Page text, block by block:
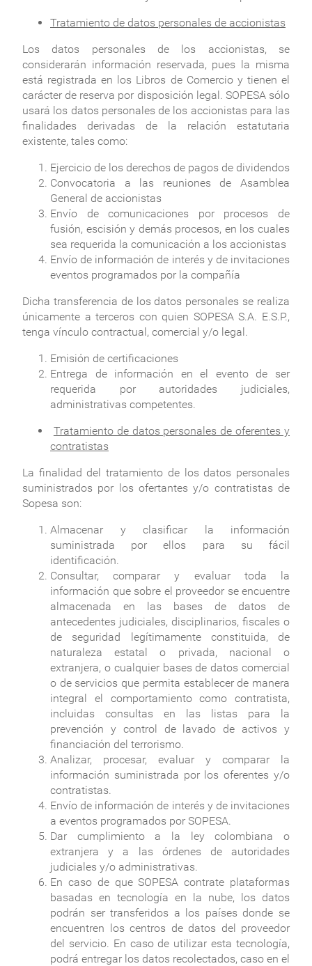
Tratamiento de datos personales de accionistas
Los datos personales de los accionistas, se
considerarán información reservada, pues la misma
está registrada en los Libros de Comercio y tienen el
carácter de reserva por disposición legal. SOPESA sólo
usará los datos personales de los accionistas para las
finalidades derivadas de la relación estatutaria
existente, tales como:
Ejercicio de los derechos de pagos de dividendos
Convocatoria a las reuniones de Asamblea
General de accionistas
Envío de comunicaciones por procesos de
fusión, escisión y demás procesos, en los cuales
sea requerida la comunicación a los accionistas
Envío de información de interés y de invitaciones
eventos programados por la compañía
Dicha transferencia de los datos personales se realiza
únicamente a terceros con quien SOPESA S.A. E.S.P.,
tenga vínculo contractual, comercial y/o legal.
Emisión de certificaciones
Entrega de información en el evento de ser
requerida por autoridades judiciales,
administrativas competentes.
Tratamiento de datos personales de oferentes y
contratistas
La finalidad del tratamiento de los datos personales
suministrados por los ofertantes y/o contratistas de
Sopesa son:
Almacenar y clasificar la información
suministrada por ellos para su fácil
identificación.
Consultar, comparar y evaluar toda la
información que sobre el proveedor se encuentre
almacenada en las bases de datos de
antecedentes judiciales, disciplinarios, fiscales o
de seguridad legítimamente constituida, de
naturaleza estatal o privada, nacional o
extranjera, o cualquier bases de datos comercial
o de servicios que permita establecer de manera
integral el comportamiento como contratista,
incluidas consultas en las listas para la
prevención y control de lavado de activos y
financiación del terrorismo.
Analizar, procesar, evaluar y comparar la
información suministrada por los oferentes y/o
contratistas.
Envío de información de interés y de invitaciones
a eventos programados por SOPESA.
Dar cumplimiento a la ley colombiana o
extranjera y a las órdenes de autoridades
judiciales y/o administrativas.
En caso de que SOPESA contrate plataformas
basadas en tecnología en la nube, los datos
podrán ser transferidos a los países donde se
encuentren los centros de datos del proveedor
del servicio. En caso de utilizar esta tecnología,
podrá entregar los datos recolectados, caso en el